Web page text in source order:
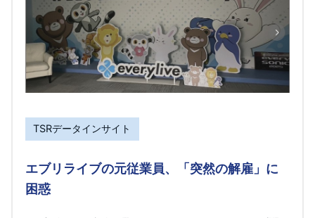
TSRデータインサイト
エブリライブの元従業員、「突然の解雇」に
困惑